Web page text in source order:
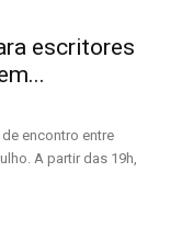
escritores
encontro entre
A partir das 19h,